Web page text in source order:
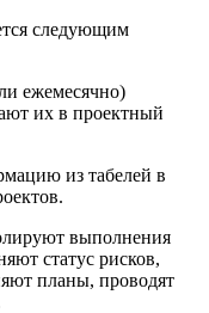
следующим
ежемесячно)
их в проектный
из табелей в
выполнения
статус рисков,
планы, проводят